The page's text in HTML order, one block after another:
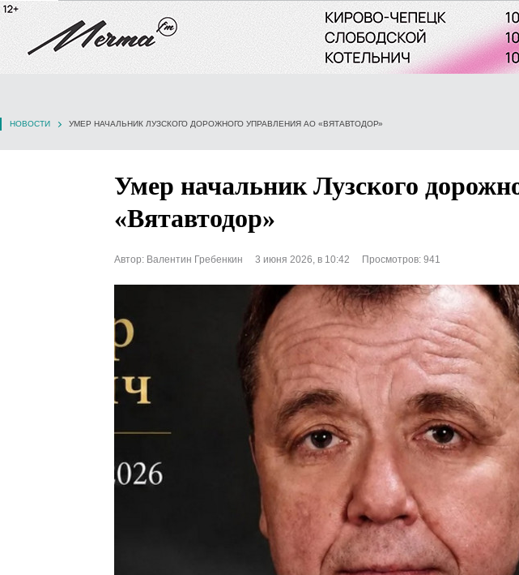
НОВОСТИ УМЕР НАЧАЛЬНИК ЛУЗСКОГО ДОРОЖНОГО УПРАВЛЕНИЯ АО «ВЯТАВТОДОР»
Умер начальник Лузского
«Вятавтодор»
Автор: Валентин Гребенкин 3 июня 2026, в 10:42 Просмотров: 941